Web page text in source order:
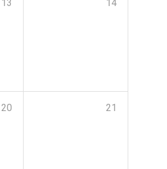
13 14
20 21